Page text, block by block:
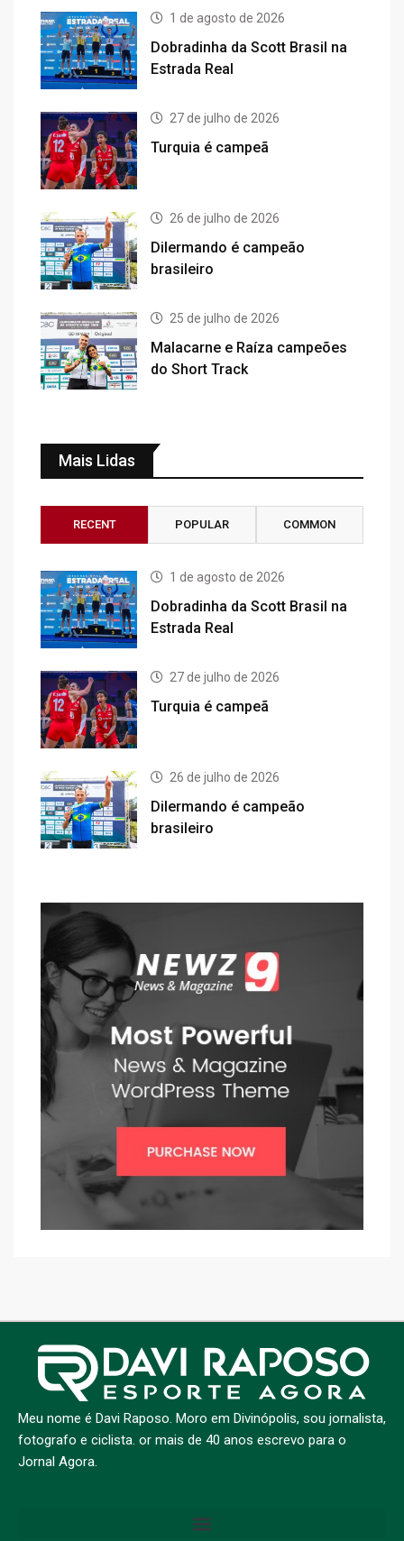
1 de agosto de 2026
Dobradinha da Scott Brasil na
Estrada Real
27 de julho de 2026
Turquia é campeã
26 de julho de 2026
Dilermando é campeão
brasileiro
25 de julho de 2026
Malacarne e Raíza campeões
do Short Track
Mais Lidas
RECENT POPULAR COMMON
1 de agosto de 2026
Dobradinha da Scott Brasil na
Estrada Real
27 de julho de 2026
Turquia é campeã
26 de julho de 2026
Dilermando é campeão
brasileiro
Meu nome é Davi Raposo. Moro em Divinópolis, sou jornalista,
fotografo e ciclista. or mais de 40 anos escrevo para o
Jornal Agora.